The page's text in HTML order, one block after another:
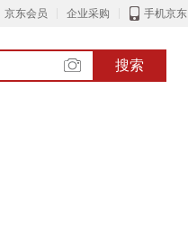
京东会员 企业采购 手机京东
搜索